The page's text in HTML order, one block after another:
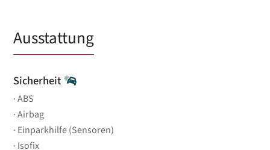
Ausstattung
Sicherheit
ABS
Airbag
Einparkhilfe (Sensoren)
Isofix